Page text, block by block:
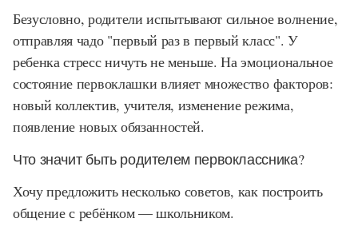
Безусловно, родители испытывают сильное волнение,
отправляя чадо "первый раз в первый класс". У
ребенка стресс ничуть не меньше. На эмоциональное
состояние первоклашки влияет множество факторов:
новый коллектив, учителя, изменение режима,
появление новых обязанностей.
Что значит быть родителем первоклассника?
Хочу предложить несколько советов, как построить
общение с ребёнком — школьником.